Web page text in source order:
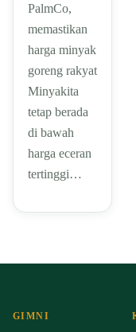
PalmCo,
memastikan
harga minyak
goreng rakyat
Minyakita
tetap berada
di bawah
harga eceran
tertinggi…
GIMNI